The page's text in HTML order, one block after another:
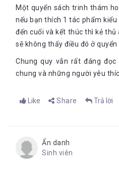
Một quyển sách trinh thám
nếu bạn thích 1 tác phẩm
đến cuối và kết thúc thì kẻ
sẽ không thấy điều đó ở quyển
Chung quy vẫn rất đáng
chung và những người yêu
Like Share Trả lời
Ẩn danh
Sinh viên